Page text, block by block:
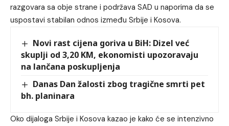
razgovara sa obje strane i podržava SAD u naporima da se
uspostavi stabilan odnos između Srbije i Kosova.
Novi rast cijena goriva u BiH: Dizel već
skuplji od 3,20 KM, ekonomisti upozoravaju
na lančana poskupljenja
Danas Dan žalosti zbog tragične smrti pet
bh. planinara
Oko dijaloga Srbije i Kosova kazao je kako će se intenzivno